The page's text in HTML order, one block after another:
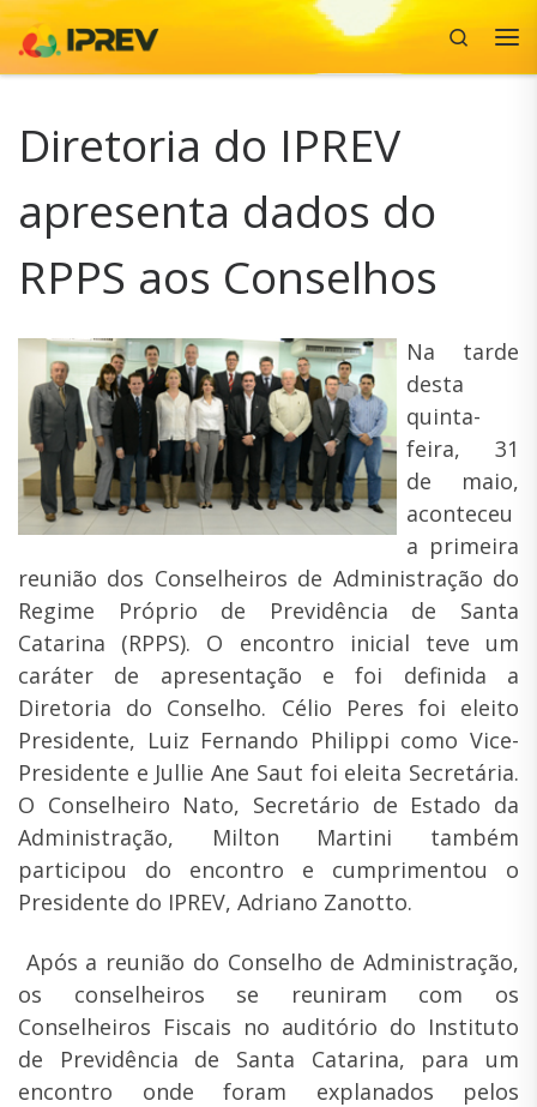
Skip to content
Search
Diretoria do IPREV
apresenta dados do
RPPS aos Conselhos
Na tarde
desta
quinta-
feira, 31
de maio,
aconteceu
a primeira
reunião dos Conselheiros de Administração do
Regime Próprio de Previdência de Santa
Catarina (RPPS). O encontro inicial teve um
caráter de apresentação e foi definida a
Diretoria do Conselho. Célio Peres foi eleito
Presidente, Luiz Fernando Philippi como Vice-
Presidente e Jullie Ane Saut foi eleita Secretária.
O Conselheiro Nato, Secretário de Estado da
Administração, Milton Martini também
participou do encontro e cumprimentou o
Presidente do IPREV, Adriano Zanotto.
Após a reunião do Conselho de Administração,
os conselheiros se reuniram com os
Conselheiros Fiscais no auditório do Instituto
de Previdência de Santa Catarina, para um
encontro onde foram explanados pelos